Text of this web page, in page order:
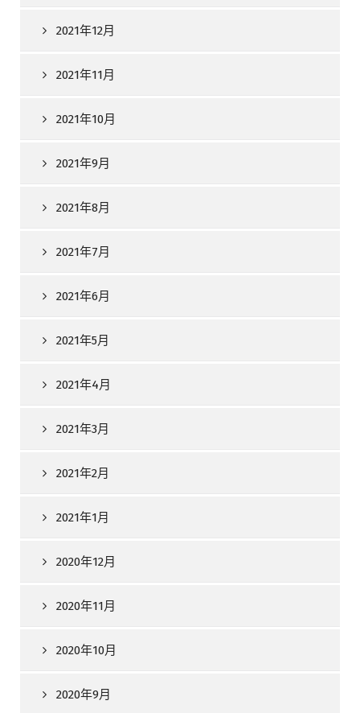
2021年12月
2021年11月
2021年10月
2021年9月
2021年8月
2021年7月
2021年6月
2021年5月
2021年4月
2021年3月
2021年2月
2021年1月
2020年12月
2020年11月
2020年10月
2020年9月